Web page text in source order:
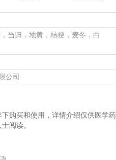
当归，地黄，桔梗，麦冬，白
公司
购买和使用，详情介绍仅供医学药
阅读。